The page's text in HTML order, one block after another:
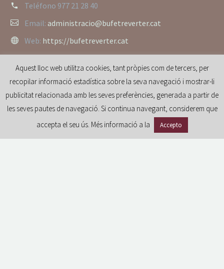
Teléfono 977 21 28 40
Email: administracio@bufetreverter.cat
Web: https://bufetreverter.cat
Aquest lloc web utilitza cookies, tant pròpies com de tercers, per
recopilar informació estadística sobre la seva navegació i mostrar-li
publicitat relacionada amb les seves preferències, generada a partir de
les seves pautes de navegació. Si continua navegant, considerem que
accepta el seu ús. Més informació a la
Accepto